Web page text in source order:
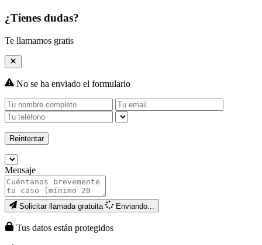
¿Tienes dudas?
Te llamamos gratis
No se ha enviado el formulario
Reintentar
Mensaje
Solicitar llamada gratuita Enviando...
Tus datos están protegidos